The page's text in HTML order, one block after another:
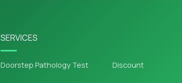
SERVICES
Doorstep Pathology Test Discount